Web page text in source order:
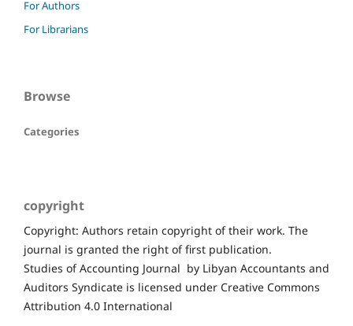
For Authors
For Librarians
Browse
Categories
copyright
Copyright: Authors retain copyright of their work. The
journal is granted the right of first publication.
Studies of Accounting Journal by Libyan Accountants and
Auditors Syndicate is licensed under Creative Commons
Attribution 4.0 International